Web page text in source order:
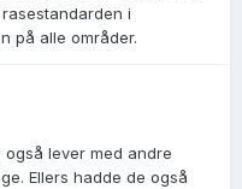
i
på alle områder.
lever med andre
Ellers hadde de også